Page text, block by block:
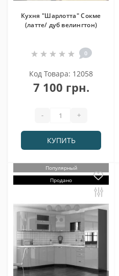
Кухня "Шарлотта" Сокме
(латте/ дуб велингтон)
0
Код Товара: 12058
7 100 грн.
- +
КУПИТЬ
Популярный
Продано